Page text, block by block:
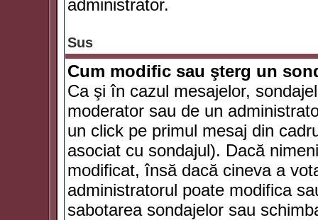
administrator.
Sus
Cum modific sau şterg un
Ca şi în cazul mesajelor,
moderator sau de un
un click pe primul mesaj din
asociat cu sondajul). Dacă
modificat, însă dacă cineva a
administratorul poate modifica
sabotarea sondajelor sau